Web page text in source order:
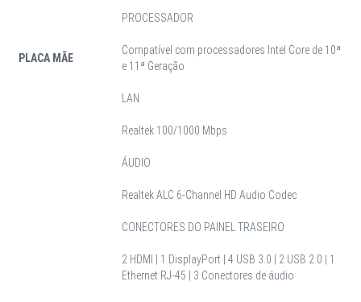
PLACA MÃE
PROCESSADOR
Compatível com processadores Intel Core de 10ª
e 11ª Geração
LAN
Realtek 100/1000 Mbps
ÁUDIO
Realtek ALC 6-Channel HD Audio Codec
CONECTORES DO PAINEL TRASEIRO
2 HDMI | 1 DisplayPort | 4 USB 3.0 | 2 USB 2.0 | 1
Ethernet RJ-45 | 3 Conectores de áudio